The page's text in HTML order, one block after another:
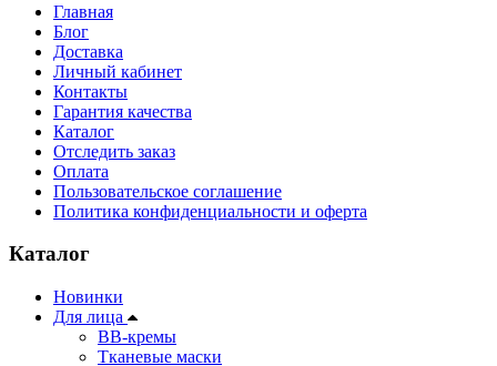
Главная
Блог
Доставка
Личный кабинет
Контакты
Гарантия качества
Каталог
Отследить заказ
Оплата
Пользовательское соглашение
Политика конфиденциальности и оферта
Каталог
Новинки
Для лица
ВВ-кремы
Тканевые маски